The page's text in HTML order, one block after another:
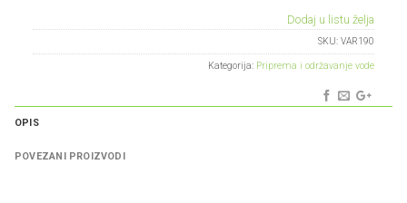
Dodaj u listu želja
SKU: VAR190
Kategorija: Priprema i održavanje vode
OPIS
POVEZANI PROIZVODI